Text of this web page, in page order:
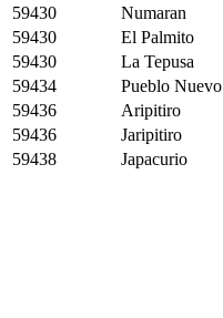
59430
Numaran
59430
El Palmito
59430
La Tepusa
59434
Pueblo Nuevo
59436
Aripitiro
59436
Jaripitiro
59438
Japacurio